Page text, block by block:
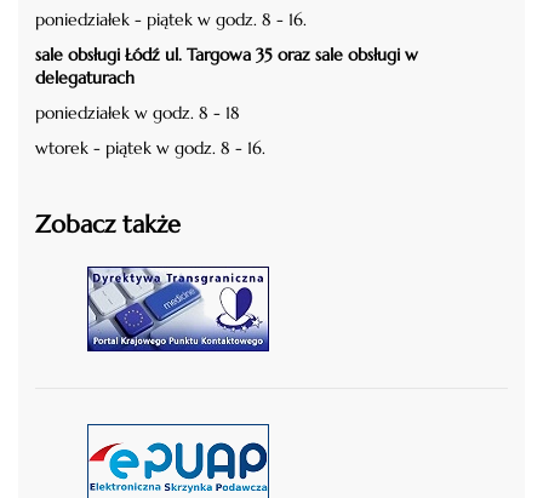
poniedziałek - piątek w godz. 8 - 16.
sale obsługi Łódź ul. Targowa 35 oraz sale obsługi w
delegaturach
poniedziałek w godz. 8 - 18
wtorek - piątek w godz. 8 - 16.
Zobacz także
czytaj więcej
czytaj więcej